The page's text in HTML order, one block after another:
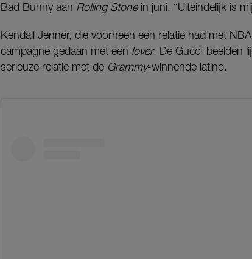
Bad Bunny aan Rolling Stonein juni. “Uiteindelijk is
Kendall Jenner, die voorheen een relatie had met
campagne gedaan met een lover. De Gucci-beelden
serieuze relatie met de Grammy-winnende latino.